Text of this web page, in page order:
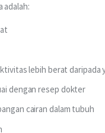
adalah:
lebih berat daripada
dengan resep dokter
cairan dalam tubuh